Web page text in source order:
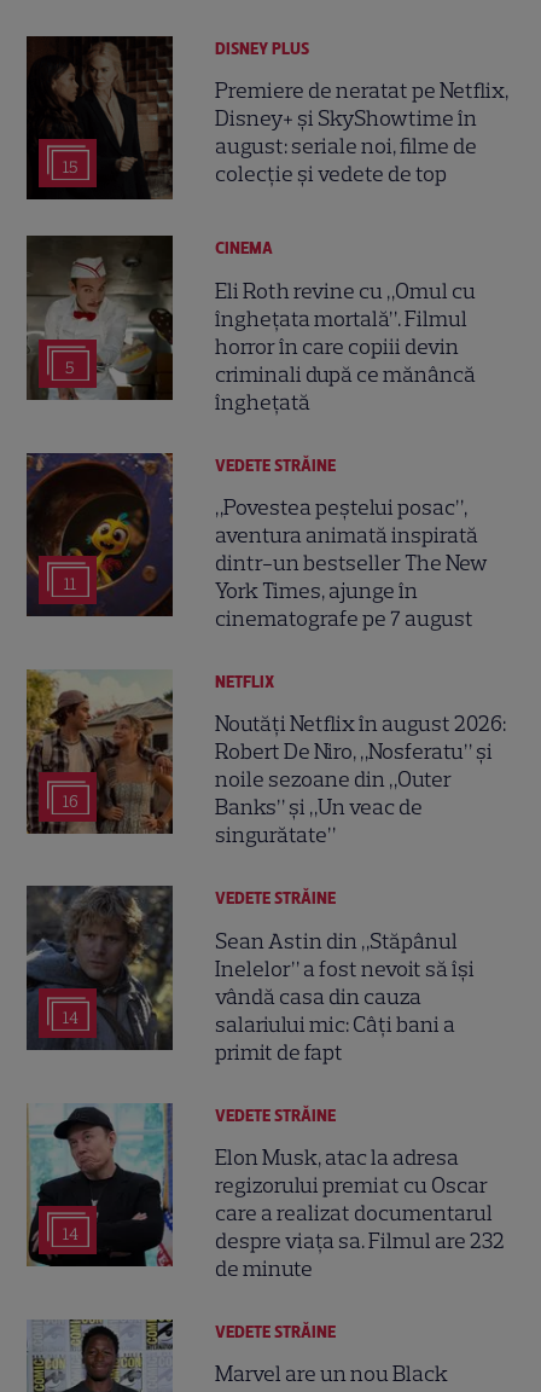
15
DISNEY PLUS
Premiere de neratat pe Netflix,
Disney+ și SkyShowtime în
august: seriale noi, filme de
colecție și vedete de top
5
CINEMA
Eli Roth revine cu „Omul cu
înghețata mortală”. Filmul
horror în care copiii devin
criminali după ce mănâncă
înghețată
11
VEDETE STRĂINE
„Povestea peștelui posac”,
aventura animată inspirată
dintr-un bestseller The New
York Times, ajunge în
cinematografe pe 7 august
16
NETFLIX
Noutăți Netflix în august 2026:
Robert De Niro, „Nosferatu” și
noile sezoane din „Outer
Banks” și „Un veac de
singurătate”
14
VEDETE STRĂINE
Sean Astin din „Stăpânul
Inelelor” a fost nevoit să își
vândă casa din cauza
salariului mic: Câți bani a
primit de fapt
14
VEDETE STRĂINE
Elon Musk, atac la adresa
regizorului premiat cu Oscar
care a realizat documentarul
despre viața sa. Filmul are 232
de minute
VEDETE STRĂINE
Marvel are un nou Black